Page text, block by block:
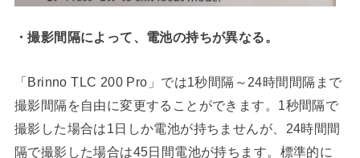
・撮影間隔によって、電池の持ちが異なる。
「Brinno TLC 200 Pro」では1秒間隔～24時間間隔まで
撮影間隔を自由に変更することができます。1秒間隔で
撮影した場合は1日しか電池が持ちませんが、24時間間
隔で撮影した場合は45日間電池が持ちます。標準的に